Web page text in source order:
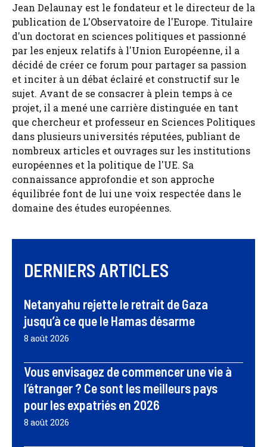
Jean Delaunay est le fondateur et le directeur de la
publication de L'Observatoire de l'Europe. Titulaire
d'un doctorat en sciences politiques et passionné
par les enjeux relatifs à l'Union Européenne, il a
décidé de créer ce forum pour partager sa passion
et inciter à un débat éclairé et constructif sur le
sujet. Avant de se consacrer à plein temps à ce
projet, il a mené une carrière distinguée en tant
que chercheur et professeur en Sciences Politiques
dans plusieurs universités réputées, publiant de
nombreux articles et ouvrages sur les institutions
européennes et la politique de l'UE. Sa
connaissance approfondie et son approche
équilibrée font de lui une voix respectée dans le
domaine des études européennes.
DERNIERS ARTICLES
Netanyahu rejette le retrait de Gaza
jusqu’à ce que le Hamas désarme
8 août 2026
Vous envisagez de commencer une vie à
l’étranger ? Ce sont les meilleurs pays
pour les expatriés en 2026
8 août 2026